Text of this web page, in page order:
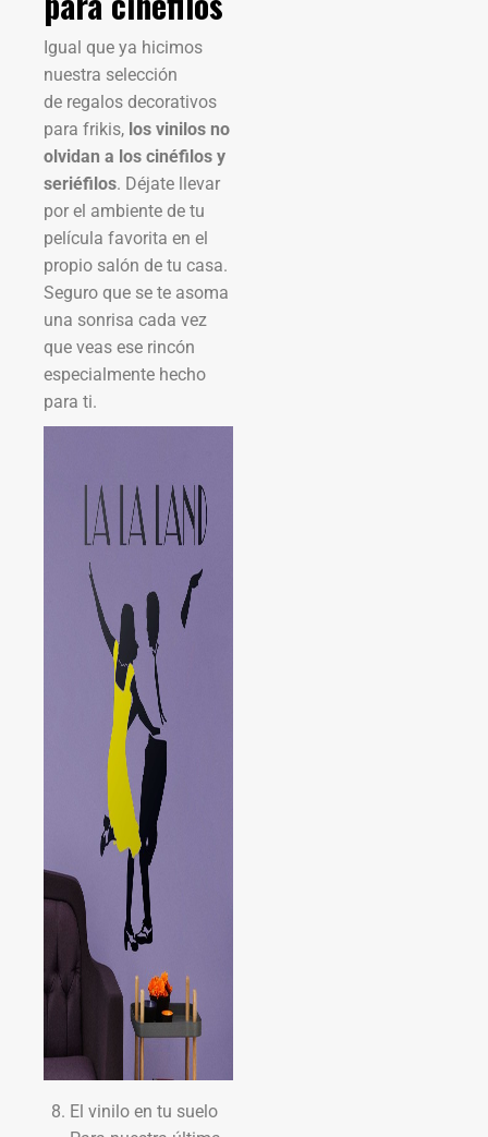
Igual que ya hicimos
nuestra selección
de regalos decorativos
para frikis, los vinilos no
olvidan a los cinéfilos y
seriéfilos. Déjate llevar
por el ambiente de tu
película favorita en el
propio salón de tu casa.
Seguro que se te asoma
una sonrisa cada vez
que veas ese rincón
especialmente hecho
para ti.
El vinilo en tu suelo